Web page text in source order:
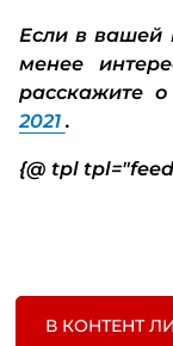
Если в вашей
менее
расскажите
2021 .
{@ tpl
В КОНТЕНТ